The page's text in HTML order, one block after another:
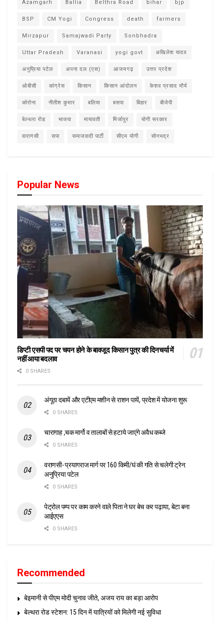
Azamgarh Ballia Belthra Road bihar bjp
BSP CM Yogi Congress death farmers
Mirzapur Samajwadi Party Sonbhadra
Uttar Pradesh Varanasi yogi govt अखिलेश यादव
अनुप्रिया पटेल अपना दल (एस) आजमगढ़ उत्तर प्रदेश
ओबीसी कांग्रेस किसान किसान आंदोलन केशव प्रसाद मौर्य
कोरोना नीतीश कुमार बलिया बसपा बिहार बीजेपी
बेल्थरा रोड भाजपा मायावती मिर्जापुर योगी सरकार
वाराणसी सपा समाजवादी पार्टी सीएम योगी सोनभद्र
Popular News
डिप्टी एसपी पद पर चयन होने के बावजूद किसान पुत्र की दिनचर्या में
नहीं आया बदलाव
0 SHARES
अंगूठा दबायें और एटीएम मशीन से राशन पायें, प्रदेश में योजना शुरू
0 SHARES
चारागाह ,चक मार्गो व तालाबों से हटाये जाएंगे अवैध कब्जे
0 SHARES
वराणसी- प्रयागराज मार्ग पर 160 किमी/घं की गति से चलेगी ट्रेन:
अनुप्रिया पटेल
0 SHARES
पेट्रोल पम्प पर काम करने वाले पिता ने घर बेच कर पढ़ाया, बेटा बना
आईएएस
0 SHARES
Recommended
बेइमानी से पीएम मोदी चुनाव जीते, अजय राय का बड़ा आरोप
बेल्थरा रोड स्टेशन: 15 दिन में यात्रियों को मिलेगी नई सुविधा